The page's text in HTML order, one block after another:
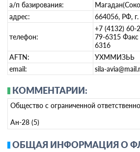
ЗАРЕГИСТРИРОВАТЬСЯ
а/п базирования:
адрес:
664056, РФ,
телефон:
+7 (4132) 60-
79-6315
6316
AFTN:
УХММИЗЬЬ
email:
sila-
КОММЕНТАРИИ:
Общество с ограниченной
Ан-28 (5)
ОБЩАЯ ИНФОРМАЦИЯ О